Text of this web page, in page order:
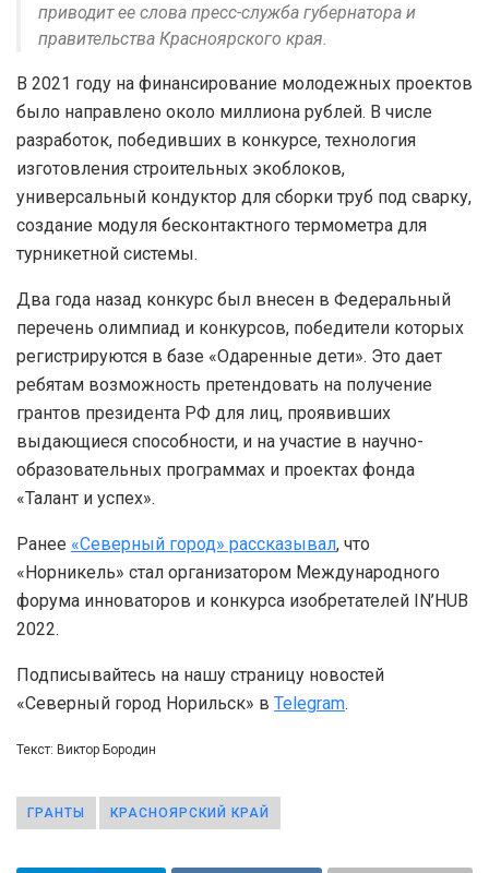
приводит ее слова пресс-служба губернатора и
правительства Красноярского края.
В 2021 году на финансирование молодежных проектов
было направлено около миллиона рублей. В числе
разработок, победивших в конкурсе, технология
изготовления строительных экоблоков,
универсальный кондуктор для сборки труб под сварку,
создание модуля бесконтактного термометра для
турникетной системы.
Два года назад конкурс был внесен в Федеральный
перечень олимпиад и конкурсов, победители которых
регистрируются в базе «Одаренные дети». Это дает
ребятам возможность претендовать на получение
грантов президента РФ для лиц, проявивших
выдающиеся способности, и на участие в научно-
образовательных программах и проектах фонда
«Талант и успех».
Ранее «Северный город» рассказывал, что
«Норникель» стал организатором Международного
форума инноваторов и конкурса изобретателей IN’HUB
2022.
Подписывайтесь на нашу страницу новостей
«Северный город Норильск» в Telegram.
Текст: Виктор Бородин
ГРАНТЫ КРАСНОЯРСКИЙ КРАЙ